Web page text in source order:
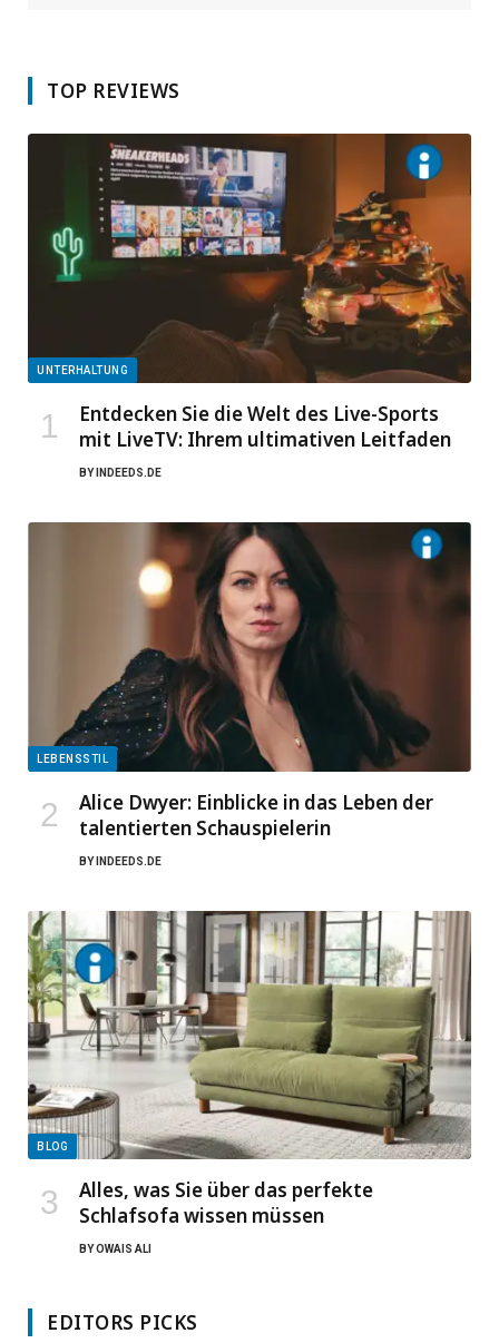
TOP REVIEWS
UNTERHALTUNG
Entdecken Sie die Welt des Live-Sports
mit LiveTV: Ihrem ultimativen Leitfaden
BY INDEEDS.DE
LEBENSSTIL
Alice Dwyer: Einblicke in das Leben der
talentierten Schauspielerin
BY INDEEDS.DE
BLOG
Alles, was Sie über das perfekte
Schlafsofa wissen müssen
BYOWAIS ALI
EDITORS PICKS